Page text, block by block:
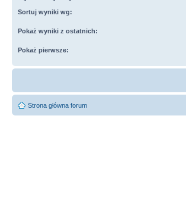
Sortuj wyniki wg:
Pokaż wyniki z ostatnich:
Pokaż pierwsze:
Strona główna forum